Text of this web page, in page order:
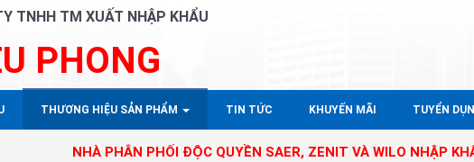
TNHH TM XUẤT NHẬP KHẨU
PHONG
THƯƠNG HIỆU SẢN PHẨM TIN TỨC KHUYẾN MÃI TUYỂN
NHÀ PHÂN PHỐI ĐỘC QUYỀN SAER, ZENIT VÀ WILO NHẬP KHẨU TỪ